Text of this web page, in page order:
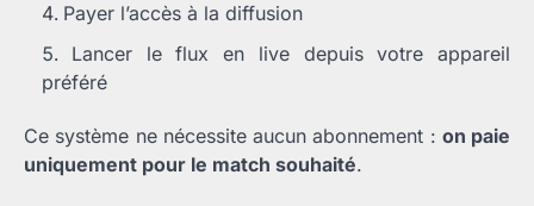
Payer l’accès à la diffusion
Lancer le flux en live depuis votre appareil
préféré
Ce système ne nécessite aucun abonnement : on paie
uniquement pour le match souhaité.